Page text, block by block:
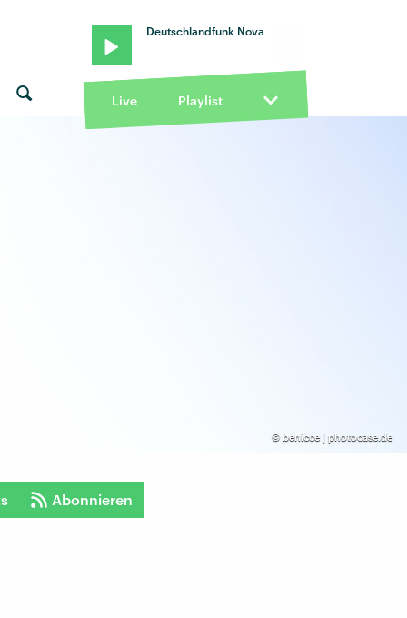
Deutschlandfunk Nova
Live Playlist
© benicce | photocase.de
Abonnieren